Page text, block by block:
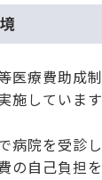
医療費助成
施しています
病院を受診
の自己負担